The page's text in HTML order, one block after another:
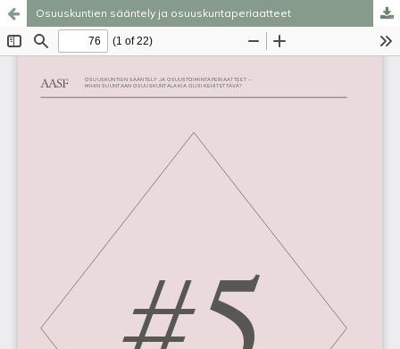
Osuuskuntien sääntely ja osuuskuntaperiaatteet
Palvelua ylläpitääTieteellisten seurain valtuuskunta